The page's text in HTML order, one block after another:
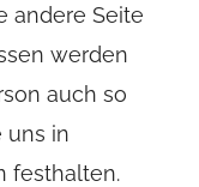
andere Seite
werden
auch so
uns in
festhalten.